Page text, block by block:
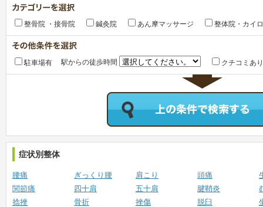
整骨院 ・接骨院 鍼灸院 あん摩マッサージ 整体院・カイ
駐車場有 駅からの徒歩時間 クチコミあり
症状別整体
腰痛 ぎっくり腰 肩こり 頭痛
関節痛
四十肩 五十肩 腱鞘炎
捻挫
骨折 挫傷 脱臼